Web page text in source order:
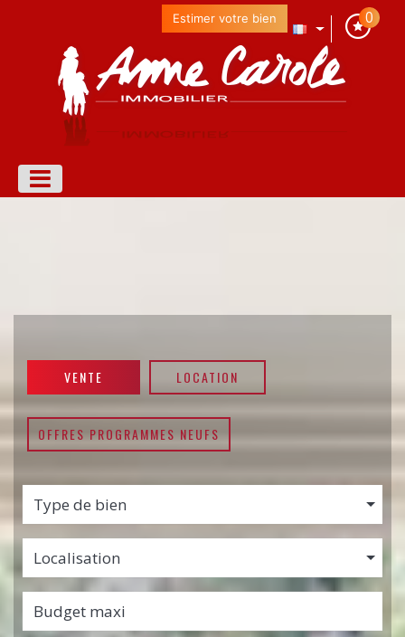
0
Estimer votre bien
VENTE LOCATION
OFFRES PROGRAMMES NEUFS
Type de bien
Localisation